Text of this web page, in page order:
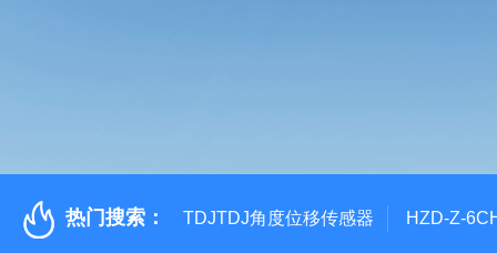
热门搜索： TDJTDJ角度位移传感器 HZD-Z-